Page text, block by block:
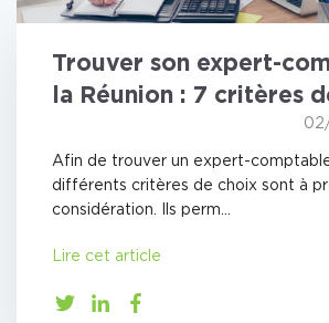
Trouver son expert-
la Réunion : 7 critères
Afin de trouver un expert-comptable
différents critères de choix sont à
considération. Ils perm...
Lire cet article